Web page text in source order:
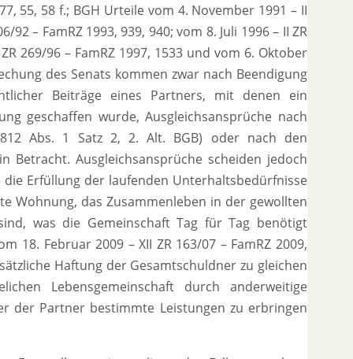
55, 58 f.; BGH Urteile vom 4. November 1991 – II
92 – FamRZ 1993, 939, 940; vom 8. Juli 1996 – II ZR
269/96 – FamRZ 1997, 1533 und vom 6. Oktober
des Senats kommen zwar nach Beendigung
Beiträge eines Partners, mit denen ein
geschaffen wurde, Ausgleichsansprüche nach
Abs. 1 Satz 2, 2. Alt. BGB) oder nach den
Betracht. Ausgleichsansprüche scheiden jedoch
Erfüllung der laufenden Unterhaltsbedürfnisse
Wohnung, das Zusammenleben in der gewollten
was die Gemeinschaft Tag für Tag benötigt
18. Februar 2009 – XII ZR 163/07 – FamRZ 2009,
Haftung der Gesamtschuldner zu gleichen
Lebensgemeinschaft durch anderweitige
der Partner bestimmte Leistungen zu erbringen